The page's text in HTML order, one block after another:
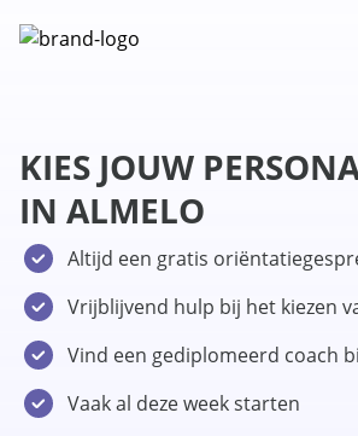
KIES JOUW
IN ALMELO
Altijd een gratis
Vrijblijvend hulp bij het kiezen
Vind een gediplomeerd coach
Vaak al deze week starten